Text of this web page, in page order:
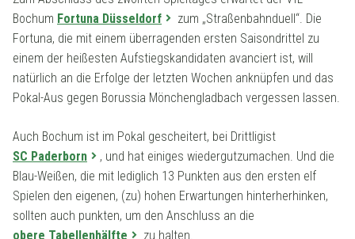
Bochum Fortuna Düsseldorf
zum „Straßenbahnduell“. Die
Fortuna, die mit einem überragenden ersten Saisondrittel zu
einem der heißesten Aufstiegskandidaten avanciert ist, will
natürlich an die Erfolge der letzten Wochen anknüpfen und das
Pokal-Aus gegen Borussia Mönchengladbach vergessen lassen.
Auch Bochum ist im Pokal gescheitert, bei Drittligist
SC Paderborn
, und hat einiges wiedergutzumachen. Und die
Blau-Weißen, die mit lediglich 13 Punkten aus den ersten elf
Spielen den eigenen, (zu) hohen Erwartungen hinterherhinken,
sollten auch punkten, um den Anschluss an die
obere Tabellenhälfte
zu halten.